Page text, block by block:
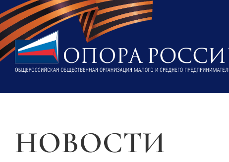
НОВОСТИ